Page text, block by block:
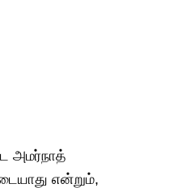
அமர்நாத்
என்றும்,